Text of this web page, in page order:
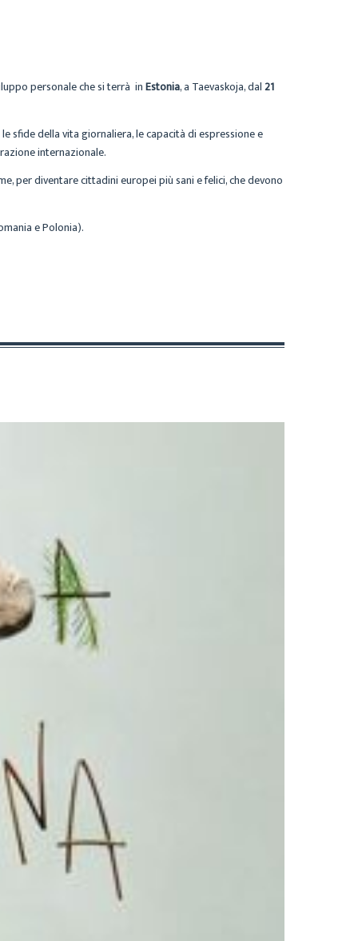
personale che si terrà inEstonia, a Taevaskoja, dal21
sfide della vita giornaliera, le capacità di espressione e
internazionale.
per diventare cittadini europei più sani e felici, che devono
e Polonia).